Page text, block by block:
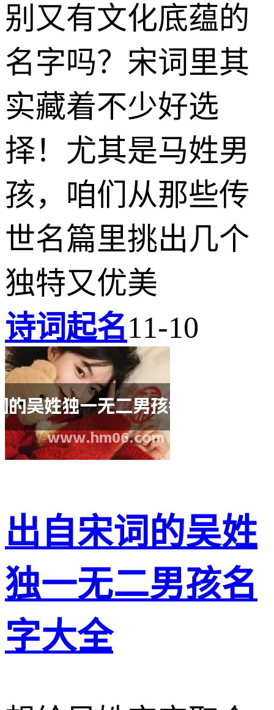
别又有文化底蕴的
名字吗？宋词里其
实藏着不少好选
择！尤其是马姓男
孩，咱们从那些传
世名篇里挑出几个
独特又优美
诗词起名11-10
出自宋词的吴姓
独一无二男孩名
字大全